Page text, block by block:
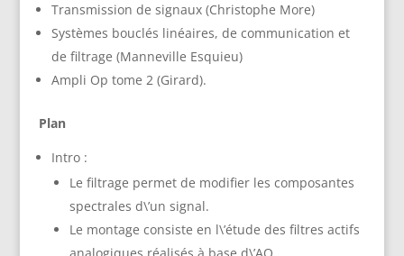
Transmission de signaux (Christophe More)
Systèmes bouclés linéaires, de communication et
de filtrage (Manneville Esquieu)
Ampli Op tome 2 (Girard).
Plan
Intro :
Le filtrage permet de modifier les composantes
spectrales d\’un signal.
Le montage consiste en l\’étude des filtres actifs